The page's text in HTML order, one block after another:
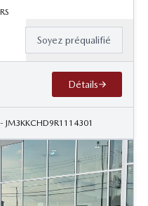
Soyez préqualifié
Détails
- JM3KKCHD9R1114301